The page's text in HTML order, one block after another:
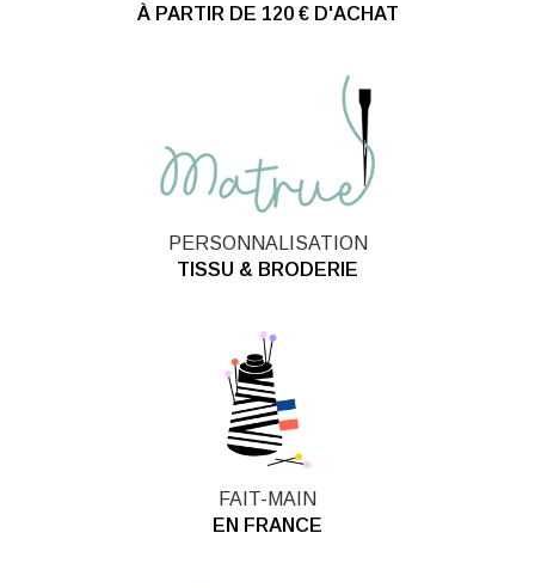
À PARTIR DE 120 € D'ACHAT
PERSONNALISATION
TISSU & BRODERIE
FAIT-MAIN
EN FRANCE